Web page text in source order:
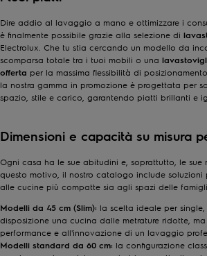
Dire addio al lavaggio a mano e ottimizzare i
è finalmente possibile grazie alla selezione di
Electrolux. Che tu stia cercando un modello da
scomparsa totale tra i tuoi mobili o una
offerta per la massima flessibilità di
la nostra gamma in promozione è progettata per
spazio, stile e carico, garantendo piatti brillanti e
Dimensioni e capacità su misura
Ogni casa ha le sue abitudini e, soprattutto, le sue
questo motivo, il nostro catalogo include soluzioni
alle cucine più compatte sia agli spazi delle
Modelli da 45 cm (Slim): la scelta ideale per
disposizione una cucina dalle metrature ridotte,
performance e all'innovazione di un lavaggio
Modelli standard da 60 cm: la configurazione